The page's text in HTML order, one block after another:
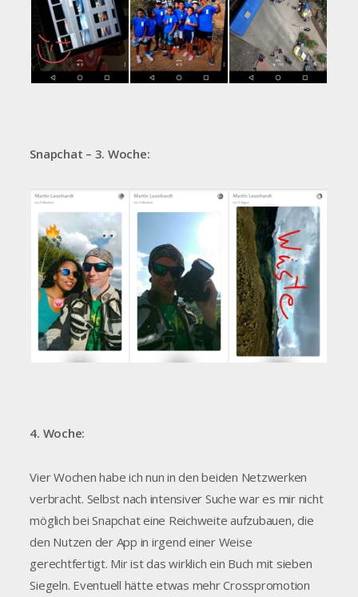
Snapchat – 3. Woche:
4. Woche:
Vier Wochen habe ich nun in den beiden Netzwerken
verbracht. Selbst nach intensiver Suche war es mir nicht
möglich bei Snapchat eine Reichweite aufzubauen, die
den Nutzen der App in irgend einer Weise
gerechtfertigt. Mir ist das wirklich ein Buch mit sieben
Siegeln. Eventuell hätte etwas mehr Crosspromotion